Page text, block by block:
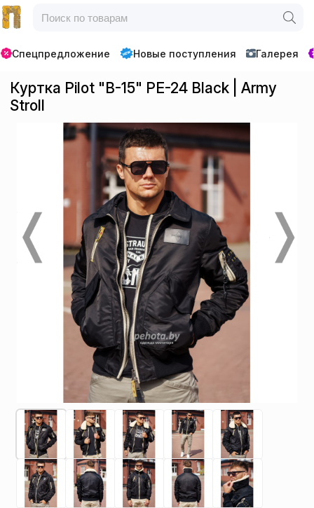
Спецпредложение Новые поступления Галерея
Куртка Pilot "B-15" PE-24 Black | Army
Stroll